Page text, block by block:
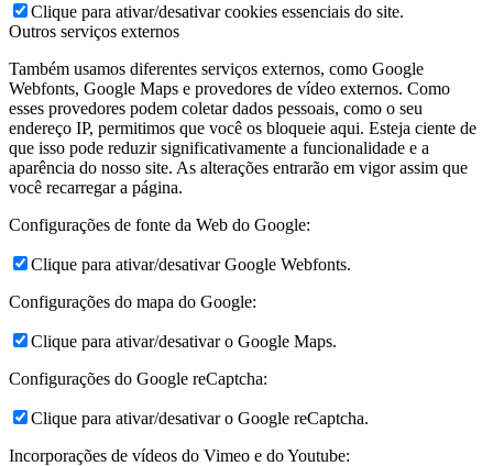
Clique para ativar/desativar cookies essenciais do site.
Outros serviços externos
Também usamos diferentes serviços externos, como Google
Webfonts, Google Maps e provedores de vídeo externos. Como
esses provedores podem coletar dados pessoais, como o seu
endereço IP, permitimos que você os bloqueie aqui. Esteja ciente de
que isso pode reduzir significativamente a funcionalidade e a
aparência do nosso site. As alterações entrarão em vigor assim que
você recarregar a página.
Configurações de fonte da Web do Google:
Clique para ativar/desativar Google Webfonts.
Configurações do mapa do Google:
Clique para ativar/desativar o Google Maps.
Configurações do Google reCaptcha:
Clique para ativar/desativar o Google reCaptcha.
Incorporações de vídeos do Vimeo e do Youtube: